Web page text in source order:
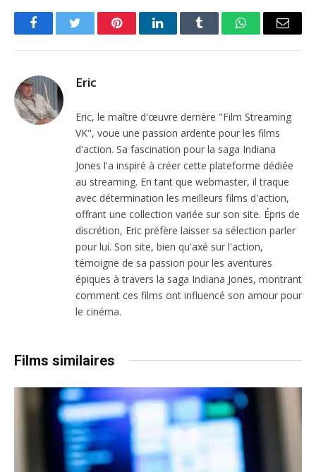
FacebookTwitter PinterestLinkedInTumblr WhatsAppEmail
Eric
Eric, le maître d'œuvre derrière "Film Streaming
VK", voue une passion ardente pour les films
d'action. Sa fascination pour la saga Indiana
Jones l'a inspiré à créer cette plateforme dédiée
au streaming. En tant que webmaster, il traque
avec détermination les meilleurs films d'action,
offrant une collection variée sur son site. Épris de
discrétion, Eric préfère laisser sa sélection parler
pour lui. Son site, bien qu'axé sur l'action,
témoigne de sa passion pour les aventures
épiques à travers la saga Indiana Jones, montrant
comment ces films ont influencé son amour pour
le cinéma.
Films similaires